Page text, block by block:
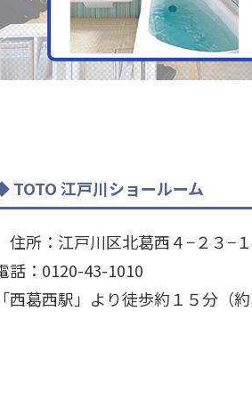
TOTO 江戸川ショールーム
住所：江戸川区北葛西４−２３−
話：0120-43-1010
「西葛西駅」より徒歩約１５分（約